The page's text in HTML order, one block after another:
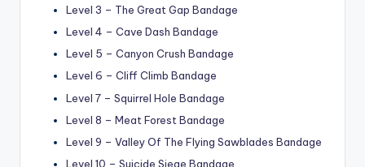
Level 3 – The Great Gap Bandage
Level 4 – Cave Dash Bandage
Level 5 – Canyon Crush Bandage
Level 6 – Cliff Climb Bandage
Level 7 – Squirrel Hole Bandage
Level 8 – Meat Forest Bandage
Level 9 – Valley Of The Flying Sawblades Bandage
Level 10 – Suicide Siege Bandage